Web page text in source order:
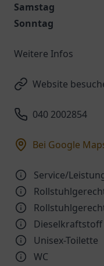
Samstag
Sonntag
Weitere Infos
Website
040 2002854
Bei Google
Service/
Dieselkraftstoff
Unisex-Toilette
WC